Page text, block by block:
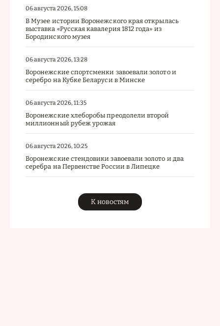
06 августа 2026, 15:08
В Музее истории Воронежского края открылась
выставка «Русская кавалерия 1812 года» из
Бородинского музея
06 августа 2026, 13:28
Воронежские спортсменки завоевали золото и
серебро на Кубке Беларуси в Минске
06 августа 2026, 11:35
Воронежские хлеборобы преодолели второй
миллионный рубеж урожая
06 августа 2026, 10:25
Воронежские стендовики завоевали золото и два
серебра на Первенстве России в Липецке
К новостям